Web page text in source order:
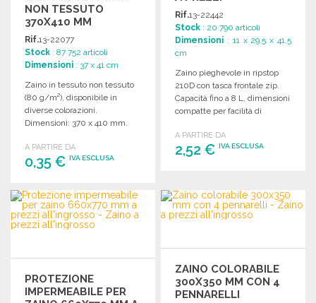
NON TESSUTO
370X410 MM
Rif.13-22077
Stock : 87 752 articoli
Dimensioni : 37 x 41 cm
Zaino in tessuto non tessuto
(80 g/m²), disponibile in
diverse colorazioni.
Dimensioni: 370 x 410 mm.
A PARTIRE DA
0,35 € IVA ESCLUSA
ORDINARE
Richiedi un preventivo
ALL'INGROSSO
Rif.13-22442
Stock : 20 790 articoli
Dimensioni : 11 x 29.5 x 41.5
cm
Zaino pieghevole in ripstop
210D con tasca frontale zip.
Capacità fino a 8 L, dimensioni
compatte per facilità di
A PARTIRE DA
2,52 €IVA ESCLUSA
Richiedi un preventivo
PROTEZIONE
IMPERMEABILE PER
ZAINO COLORABILE
300X350 MM CON 4
PENNARELLI